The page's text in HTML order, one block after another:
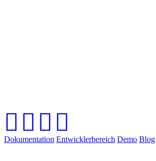
Dokumentation Entwicklerbereich Demo Blog